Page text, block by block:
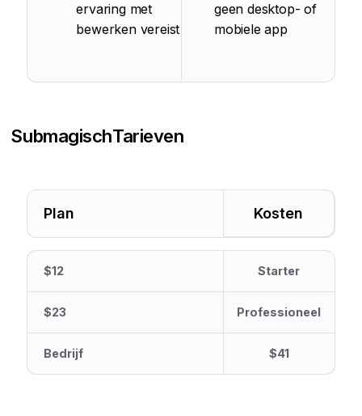
ervaring met
bewerken vereist
geen desktop- of
mobiele app
SubmagischTarieven
Plan Kosten
$12 Starter
$23 Professioneel
Bedrijf $41